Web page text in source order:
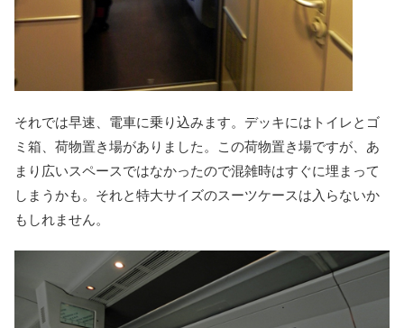
それでは早速、電車に乗り込みます。デッキにはトイレとゴ
ミ箱、荷物置き場がありました。この荷物置き場ですが、あ
まり広いスペースではなかったので混雑時はすぐに埋まって
しまうかも。それと特大サイズのスーツケースは入らないか
もしれません。